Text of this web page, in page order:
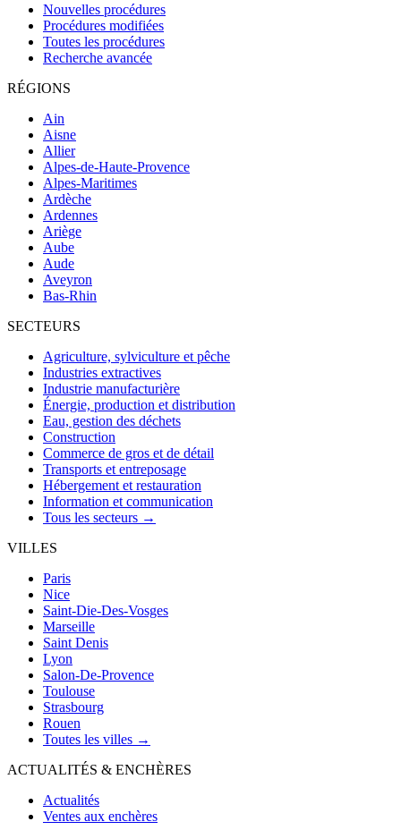
Nouvelles procédures
Procédures modifiées
Toutes les procédures
Recherche avancée
RÉGIONS
Ain
Aisne
Allier
Alpes-de-Haute-Provence
Alpes-Maritimes
Ardèche
Ardennes
Ariège
Aube
Aude
Aveyron
Bas-Rhin
SECTEURS
Agriculture, sylviculture et pêche
Industries extractives
Industrie manufacturière
Énergie, production et distribution
Eau, gestion des déchets
Construction
Commerce de gros et de détail
Transports et entreposage
Hébergement et restauration
Information et communication
Tous les secteurs →
VILLES
Paris
Nice
Saint-Die-Des-Vosges
Marseille
Saint Denis
Lyon
Salon-De-Provence
Toulouse
Strasbourg
Rouen
Toutes les villes →
ACTUALITÉS & ENCHÈRES
Actualités
Ventes aux enchères